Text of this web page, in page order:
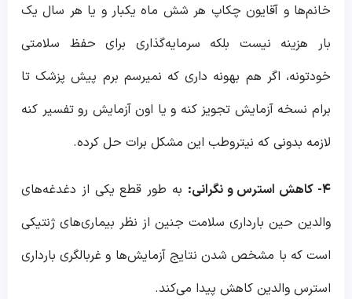
خانم‌ها و آقایون چکاپ هر شش ماه یکبار و یا هر سال یک
بار هزینه نیست بلکه سرمایه‌گذاری برای حفظ سلامتی
خودتونه، اگر هم بهونه داری که نمیرسم برم پیش پزشک تا
برام نسخه آزمایش تجویز کنه و یا اون آزمایش رو تفسیر کنه
لازمه بدونی که نیتروطب این مشکل برات حل کرده.
۴- کاهش استرس و نگرانی:
به طور قطع یکی از دغدغه‌های
والدین حین بارداری سلامت جنین از نظر بیماری‌های ژنتیکی
است که با مشخص شدن نتایج آزمایش‌ها و غربالگری بارداری
استرس والدین کاهش پیدا می‌کند.